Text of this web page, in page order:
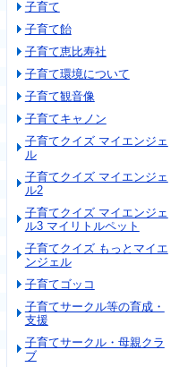
子育て
子育て飴
子育て恵比寿社
子育て環境について
子育て観音像
子育てキャノン
子育てクイズ マイエンジェ
ル
子育てクイズ マイエンジェ
ル2
子育てクイズ マイエンジェ
ル3 マイリトルペット
子育てクイズ もっとマイエ
ンジェル
子育てゴッコ
子育てサークル等の育成・
支援
子育てサークル・母親クラ
ブ